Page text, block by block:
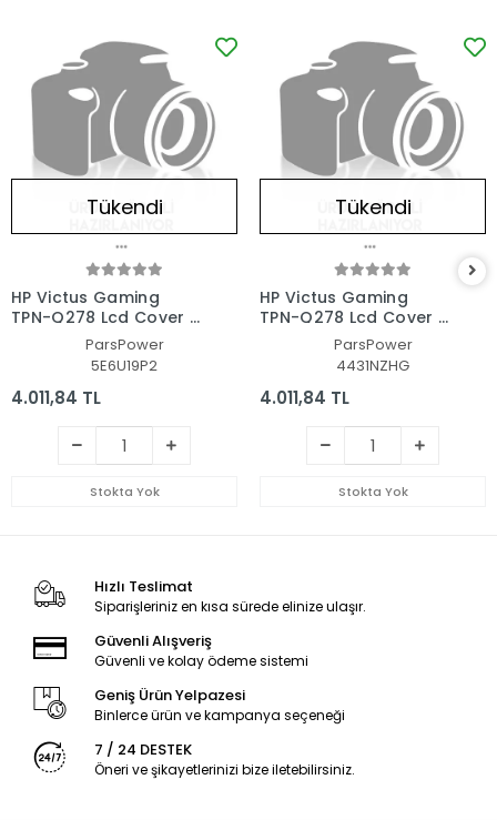
Tükendi
HP Victus Gaming
TPN-Q278 Lcd Cover -
Bezel Ekran Kasası-
Çerçeve Set
ParsPower
5E6U19P2
4.011,84 TL
Stokta Yok
Tükendi
HP Victus Gaming
TPN-Q278 Lcd Cover -
Bezel Ekran Kasası-
Çerçeve Set
ParsPower
4431NZHG
4.011,84 TL
Stokta Yok
Hızlı Teslimat
Siparişleriniz en kısa sürede elinize ulaşır.
Güvenli Alışveriş
Güvenli ve kolay ödeme sistemi
Geniş Ürün Yelpazesi
Binlerce ürün ve kampanya seçeneği
7 / 24 DESTEK
Öneri ve şikayetlerinizi bize iletebilirsiniz.